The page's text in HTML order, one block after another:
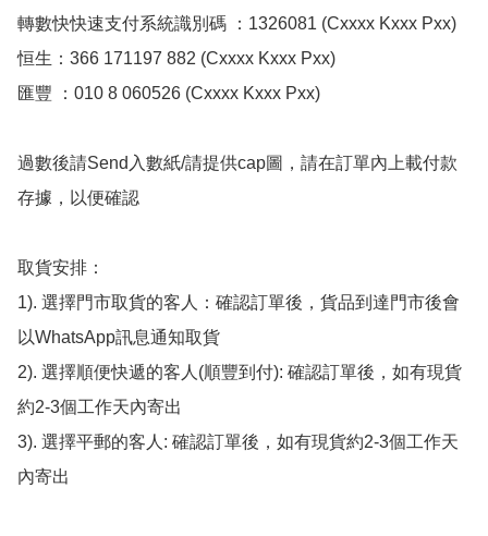
轉數快快速支付系統識別碼 ：1326081 (Cxxxx Kxxx Pxx)
恒生：366 171197 882 (Cxxxx Kxxx Pxx)
匯豐 ：010 8 060526 (Cxxxx Kxxx Pxx)
過數後請Send入數紙/請提供cap圖，請在訂單內上載付款
存據，以便確認
取貨安排：
1). 選擇門市取貨的客人：確認訂單後，貨品到達門市後會
以WhatsApp訊息通知取貨
2). 選擇順便快遞的客人(順豐到付): 確認訂單後，如有現貨
約2-3個工作天內寄出
3). 選擇平郵的客人: 確認訂單後，如有現貨約2-3個工作天
內寄出